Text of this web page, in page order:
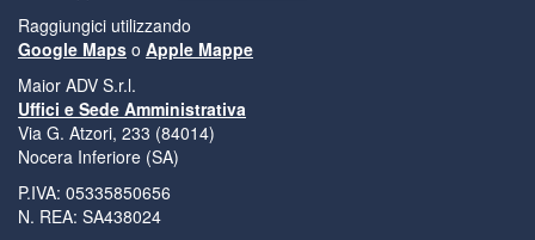
Raggiungici utilizzando
Google Maps o Apple Mappe
Maior ADV S.r.l.
Uffici e Sede Amministrativa
Via G. Atzori, 233 (84014)
Nocera Inferiore (SA)
P.IVA: 05335850656
N. REA: SA438024